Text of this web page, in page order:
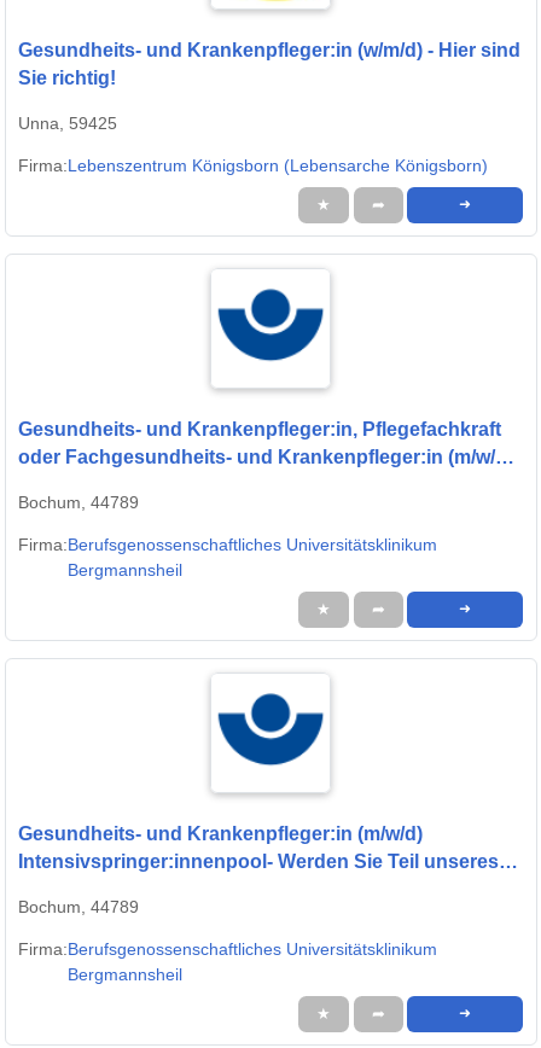
Gesundheits- und Krankenpfleger:in (w/m/d) - Hier sind
Sie richtig!
Unna, 59425
Firma:Lebenszentrum Königsborn (Lebensarche Königsborn)
★ ➦ ➜
Gesundheits- und Krankenpfleger:in, Pflegefachkraft
oder Fachgesundheits- und Krankenpfleger:in (m/w/d)
Teams
Bochum, 44789
Firma:Berufsgenossenschaftliches Universitätsklinikum
Bergmannsheil
★ ➦ ➜
Gesundheits- und Krankenpfleger:in (m/w/d)
Intensivspringer:innenpool- Werden Sie Teil unseres
Bochum, 44789
Firma:Berufsgenossenschaftliches Universitätsklinikum
Bergmannsheil
★ ➦ ➜